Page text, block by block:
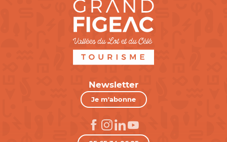
Newsletter
Je m'abonne